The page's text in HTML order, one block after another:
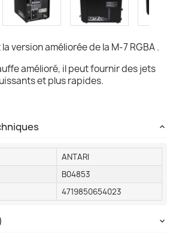
la version améliorée de la M-7 RGBA .
amélioré, il peut fournir des jets
et plus rapides.
ANTARI
B04853
4719850654023